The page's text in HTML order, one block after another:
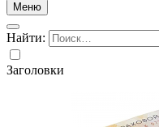
Меню
Найти:
Заголовки